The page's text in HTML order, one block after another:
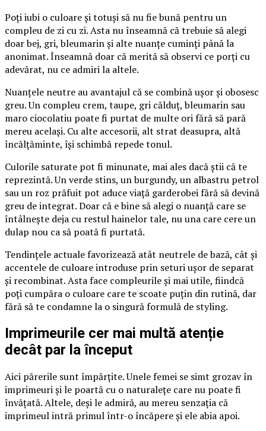
Poți iubi o culoare și totuși să nu fie bună pentru un
compleu de zi cu zi. Asta nu înseamnă că trebuie să alegi
doar bej, gri, bleumarin și alte nuanțe cuminți până la
anonimat. Înseamnă doar că merită să observi ce porți cu
adevărat, nu ce admiri la altele.
Nuanțele neutre au avantajul că se combină ușor și obosesc
greu. Un compleu crem, taupe, gri călduț, bleumarin sau
maro ciocolatiu poate fi purtat de multe ori fără să pară
mereu același. Cu alte accesorii, alt strat deasupra, altă
încălțăminte, își schimbă repede tonul.
Culorile saturate pot fi minunate, mai ales dacă știi că te
reprezintă. Un verde stins, un burgundy, un albastru petrol
sau un roz prăfuit pot aduce viață garderobei fără să devină
greu de integrat. Doar că e bine să alegi o nuanță care se
întâlnește deja cu restul hainelor tale, nu una care cere un
dulap nou ca să poată fi purtată.
Tendințele actuale favorizează atât neutrele de bază, cât și
accentele de culoare introduse prin seturi ușor de separat
și recombinat. Asta face compleurile și mai utile, fiindcă
poți cumpăra o culoare care te scoate puțin din rutină, dar
fără să te condamne la o singură formulă de styling.
Imprimeurile cer mai multă atenție
decât par la început
Aici părerile sunt împărțite. Unele femei se simt grozav în
imprimeuri și le poartă cu o naturalețe care nu poate fi
învățată. Altele, deși le admiră, au mereu senzația că
imprimeul intră primul într-o încăpere și ele abia apoi.